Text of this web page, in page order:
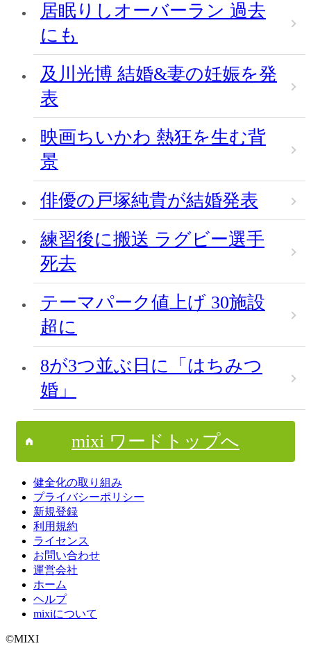
居眠りしオーバーラン 過去
にも
及川光博 結婚&妻の妊娠を発
表
映画ちいかわ 熱狂を生む背
景
俳優の戸塚純貴が結婚発表
練習後に搬送 ラグビー選手
死去
テーマパーク値上げ 30施設
超に
8が3つ並ぶ日に「はちみつ
婚」
mixi ワードトップへ
健全化の取り組み
プライバシーポリシー
新規登録
利用規約
ライセンス
お問い合わせ
運営会社
ホーム
ヘルプ
mixiについて
©MIXI